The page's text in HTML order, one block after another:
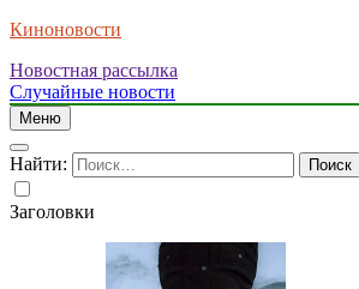
Киноновости
Новостная рассылка
Случайные новости
Меню
Найти:
Заголовки